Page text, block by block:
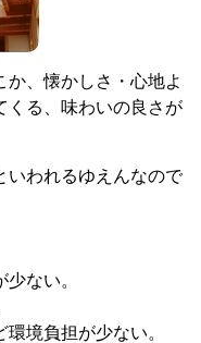
か、懐かしさ・心地よ
くる、味わいの良さが
いわれるゆえんなので
ない。
境負担が少ない。